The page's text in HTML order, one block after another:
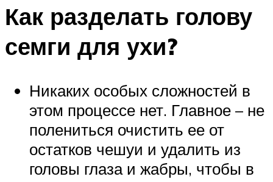
Как разделать голову
семги для ухи?
Никаких особых сложностей в
этом процессе нет. Главное – не
полениться очистить ее от
остатков чешуи и удалить из
головы глаза и жабры, чтобы в